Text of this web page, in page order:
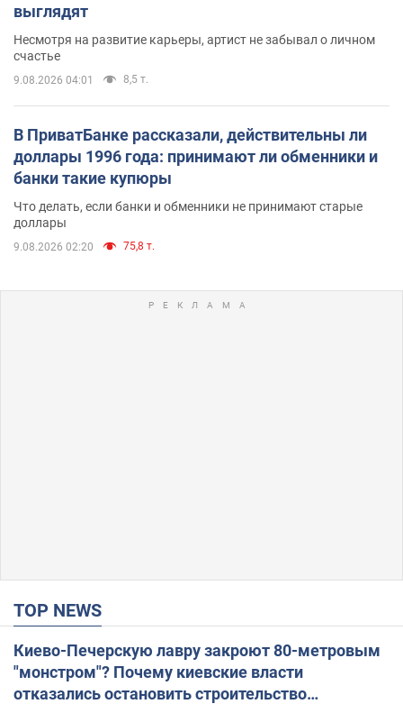
выглядят
Несмотря на развитие карьеры, артист не забывал о личном
счастье
9.08.2026 04:01 8,5 т.
В ПриватБанке рассказали, действительны ли
доллары 1996 года: принимают ли обменники и
банки такие купюры
Что делать, если банки и обменники не принимают старые
доллары
9.08.2026 02:20 75,8 т.
TOP NEWS
Киево-Печерскую лавру закроют 80-метровым
"монстром"? Почему киевские власти
отказались остановить строительство